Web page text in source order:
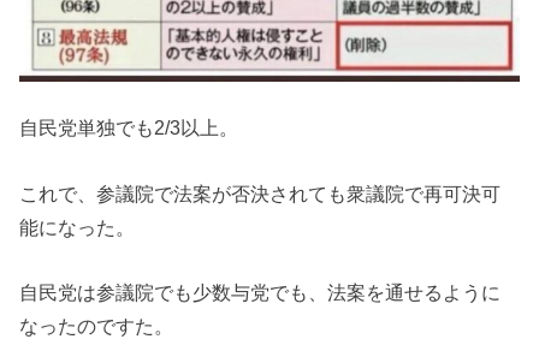
自民党単独でも2/3以上。
これで、参議院で法案が否決されても衆議院で再可決可
能になった。
自民党は参議院でも少数与党でも、法案を通せるように
なったのですた。